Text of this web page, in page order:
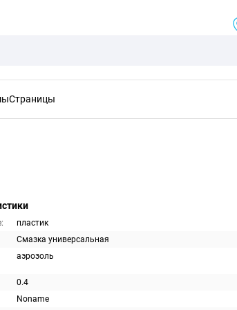
Страницы
пластик
Смазка универсальная
аэрозоль
0.4
Noname